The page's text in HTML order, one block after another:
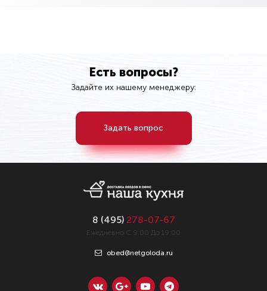
Есть вопросы?
Задайте их нашему менеджеру:
Задать вопрос
8 (495) 278-07-67
Ежедневно С 9:00 До 19:00
obed@netgoloda.ru